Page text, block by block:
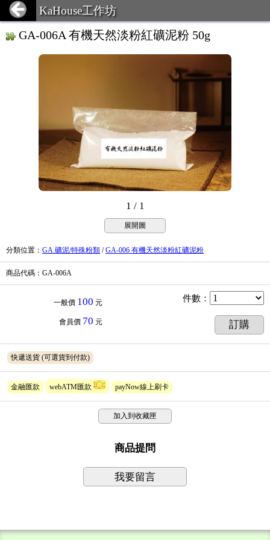
KaHouse工作坊
GA-006A 有機天然淡粉紅礦泥粉 50g
1 / 1
展開圖
分類位置 ： GA.礦泥/特殊粉類 /GA-006 有機天然淡粉紅礦泥粉
商品代碼 ：GA-006A
一般價 100 元
會員價 70 元
件數 ：
訂購
快遞送貨 (可選貨到付款)
金融匯款 webATM匯款 payNow線上刷卡
加入到收藏匣
商品提問
我要留言